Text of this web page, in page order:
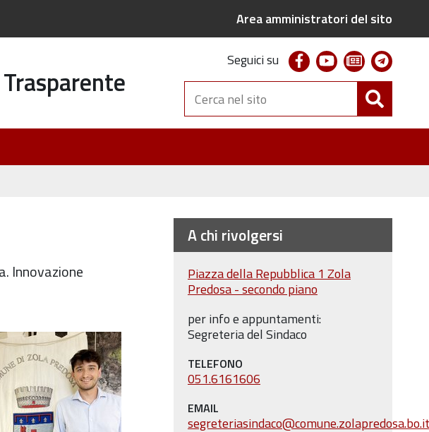
Area amministratori del sito
Seguici su facebookyoutubenewsletter
Cerca
nel
sito
Innovazione
A chi rivolgersi
Piazza della Repubblica 1 Zola
Predosa - secondo piano
per info e appuntamenti:
Segreteria del Sindaco
TELEFONO
051.6161606
EMAIL
segreteriasindaco@comune.zolapredosa.bo.it